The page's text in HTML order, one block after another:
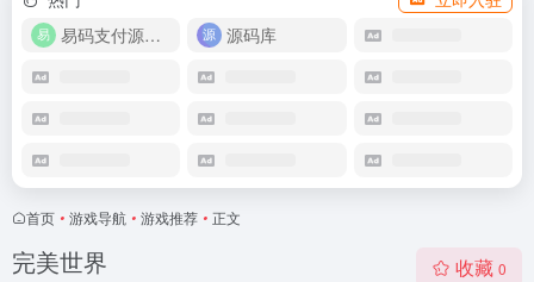
易码支付源码下载
源码库
首页 • 游戏导航 • 游戏推荐 • 正文
完美世界 收藏 0